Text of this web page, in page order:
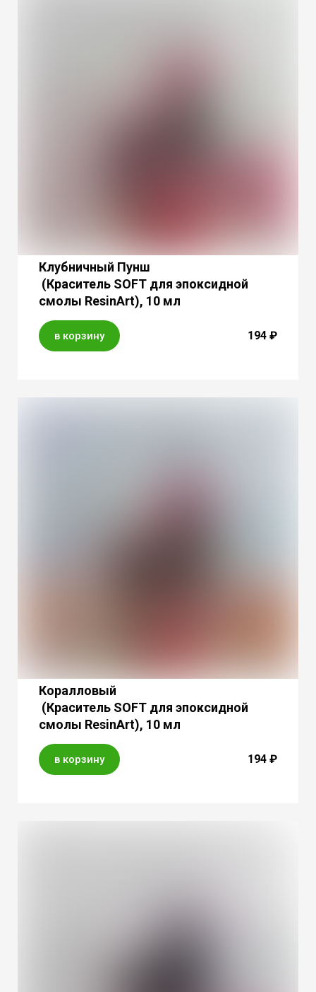
Клубничный Пунш
(Краситель SOFT для эпоксидной
смолы ResinArt), 10 мл
в корзину 194 ₽
Коралловый
(Краситель SOFT для эпоксидной
смолы ResinArt), 10 мл
в корзину 194 ₽